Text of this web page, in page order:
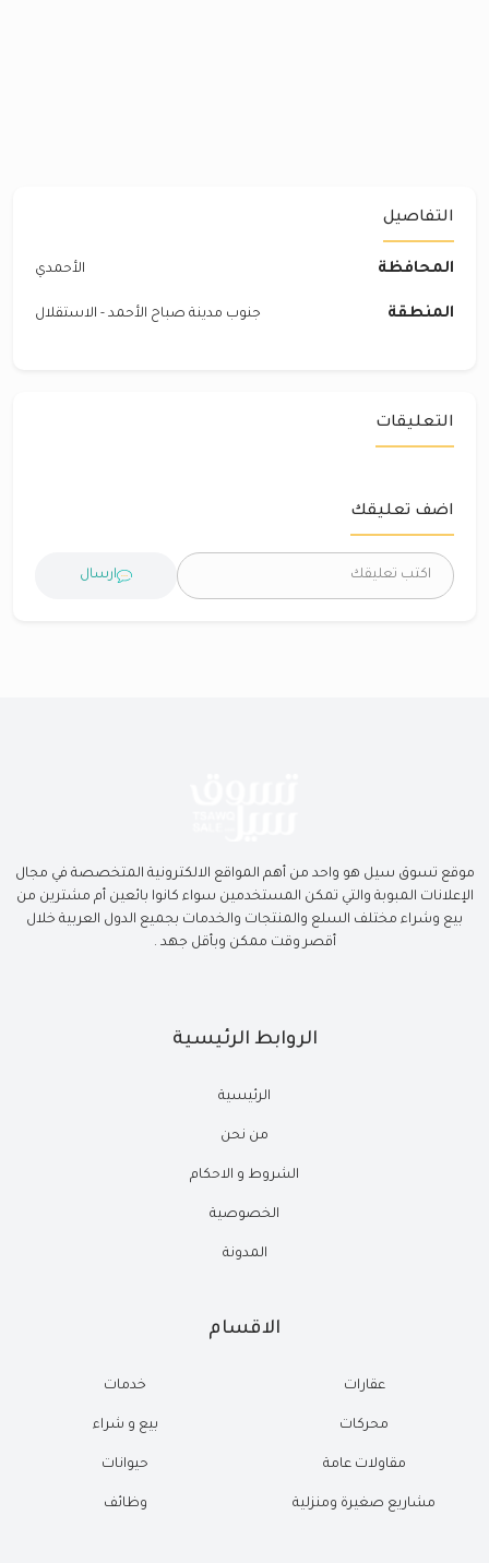
التفاصيل
المحافظة الأحمدي
المنطقة جنوب مدينة صباح الأحمد - الاستقلال
التعليقات
اضف تعليقك
ارسال
موقع تسوق سيل هو واحد من أهم المواقع الالكترونية المتخصصة في مجال
الإعلانات المبوبة والتي تمكن المستخدمين سواء كانوا بائعين أم مشترين من
بيع وشراء مختلف السلع والمنتجات والخدمات بجميع الدول العربية خلال
أقصر وقت ممكن وبأقل جهد .
الروابط الرئيسية
الرئيسية
من نحن
الشروط و الاحكام
الخصوصية
المدونة
الاقسام
عقارات
محركات
مقاولات عامة
مشاريع صغيرة ومنزلية
خدمات
بيع و شراء
حيوانات
وظائف